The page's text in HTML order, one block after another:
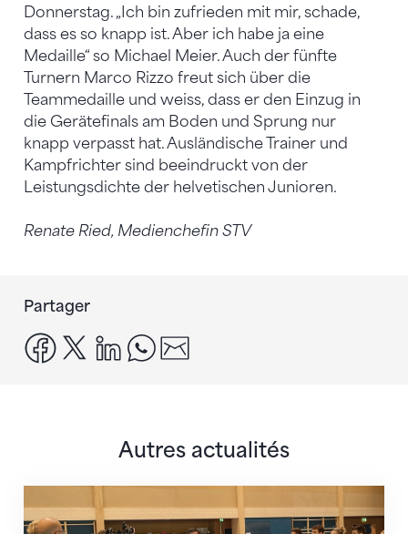
Donnerstag. „Ich bin zufrieden mit mir, schade,
dass es so knapp ist. Aber ich habe ja eine
Medaille“ so Michael Meier. Auch der fünfte
Turnern Marco Rizzo freut sich über die
Teammedaille und weiss, dass er den Einzug in
die Gerätefinals am Boden und Sprung nur
knapp verpasst hat. Ausländische Trainer und
Kampfrichter sind beeindruckt von der
Leistungsdichte der helvetischen Junioren.
Renate Ried, Medienchefin STV
Partager
facebook
x linkedinwhatsapp
Autres actualités
En route pour Zagreb avec des objectifs clairs